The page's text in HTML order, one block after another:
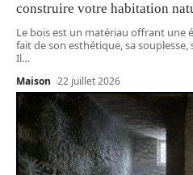
construire votre habitation
Le bois est un matériau offrant une
fait de son esthétique, sa
Il…
Maison 22 juillet 2026